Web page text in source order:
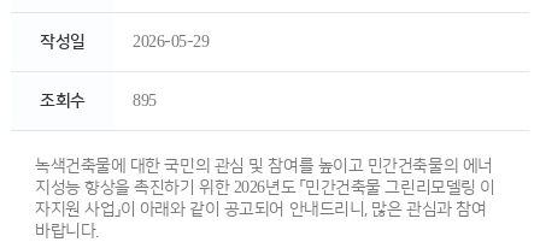
작성일 2026-05-29
조회수 895
녹색건축물에 대한 국민의 관심 및 참여를 높이고 민간건축물의 에너
지성능 향상을 촉진하기 위한 2026년도 「민간건축물 그린리모델링 이
자지원 사업」이 아래와 같이 공고되어 안내드리니, 많은 관심과 참여
바랍니다.